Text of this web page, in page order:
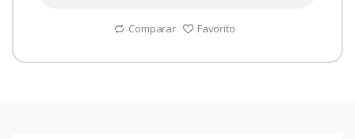
Comparar Favorito